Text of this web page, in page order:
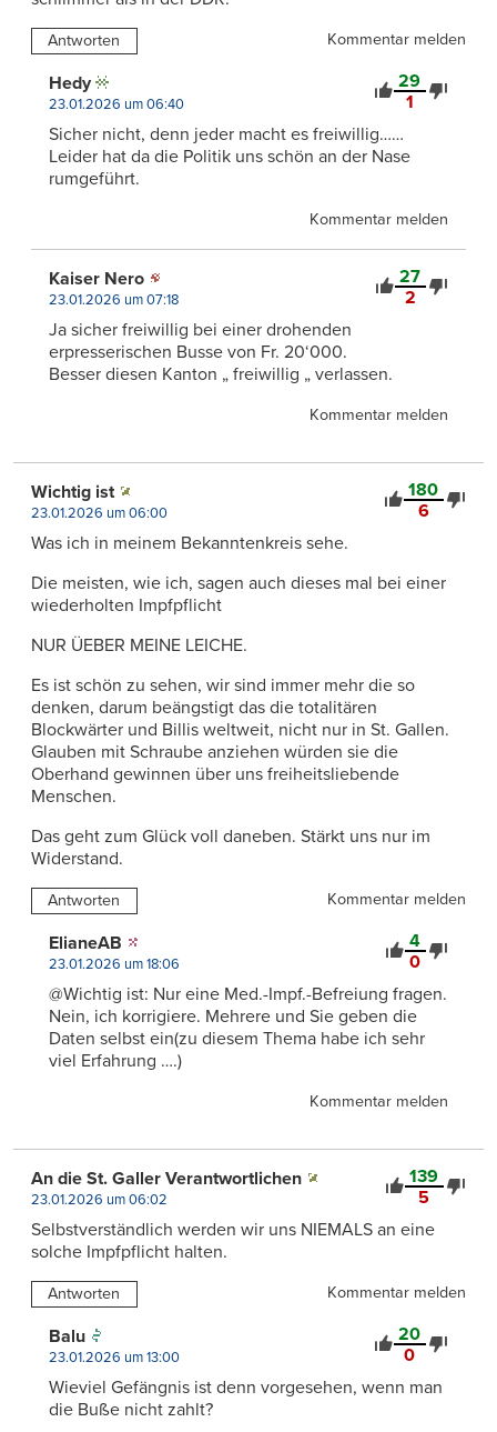
Antworten Kommentar melden
29
1
Hedy
23.01.2026 um 06:40
Sicher nicht, denn jeder macht es freiwillig……
Leider hat da die Politik uns schön an der Nase
rumgeführt.
Kommentar melden
27
2
Kaiser Nero
23.01.2026 um 07:18
Ja sicher freiwillig bei einer drohenden
erpresserischen Busse von Fr. 20‘000.
Besser diesen Kanton „ freiwillig „ verlassen.
Kommentar melden
180
6
Wichtig ist
23.01.2026 um 06:00
Was ich in meinem Bekanntenkreis sehe.
Die meisten, wie ich, sagen auch dieses mal bei einer
wiederholten Impfpflicht
NUR ÜEBER MEINE LEICHE.
Es ist schön zu sehen, wir sind immer mehr die so
denken, darum beängstigt das die totalitären
Blockwärter und Billis weltweit, nicht nur in St. Gallen.
Glauben mit Schraube anziehen würden sie die
Oberhand gewinnen über uns freiheitsliebende
Menschen.
Das geht zum Glück voll daneben. Stärkt uns nur im
Widerstand.
Antworten Kommentar melden
4
0
ElianeAB
23.01.2026 um 18:06
@Wichtig ist: Nur eine Med.-Impf.-Befreiung fragen.
Nein, ich korrigiere. Mehrere und Sie geben die
Daten selbst ein(zu diesem Thema habe ich sehr
viel Erfahrung ….)
Kommentar melden
139
5
An die St. Galler Verantwortlichen
23.01.2026 um 06:02
Selbstverständlich werden wir uns NIEMALS an eine
solche Impfpflicht halten.
Antworten Kommentar melden
20
0
Balu
23.01.2026 um 13:00
Wieviel Gefängnis ist denn vorgesehen, wenn man
die Buße nicht zahlt?